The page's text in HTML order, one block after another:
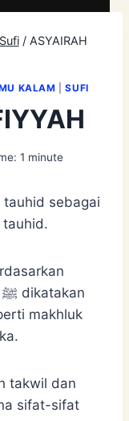
Sufi / ASYAIRAH
KALAM |SUFI
1 minute
tauhid sebagai
tauhid.
takwil dan
sifat-sifat